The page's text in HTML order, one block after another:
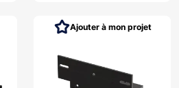
Ajouter à mon projet